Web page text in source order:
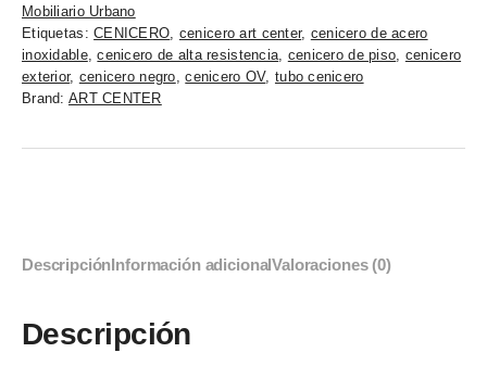
Mobiliario Urbano
Etiquetas:CENICERO, cenicero art center, cenicero de acero
inoxidable,cenicero de alta resistencia, cenicero de piso, cenicero
exterior, cenicero negro,cenicero OV, tubo cenicero
Brand: ART CENTER
DescripciónInformación adicionalValoraciones (0)
Descripción